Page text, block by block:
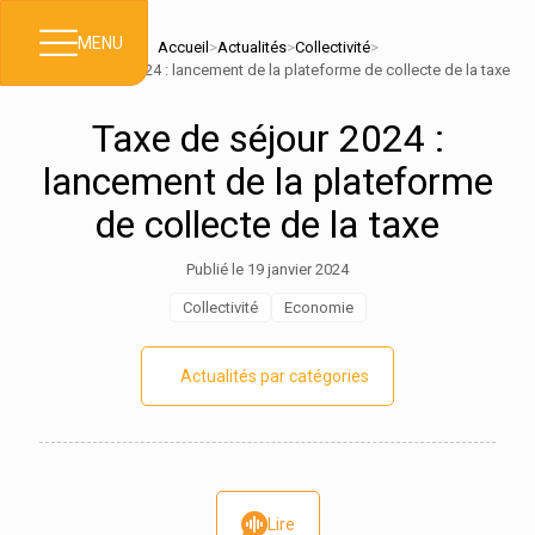
MENU Accueil >Actualités>Collectivité>
Taxe de séjour 2024 : lancement de la plateforme de collecte de la taxe
Taxe de séjour 2024 :
lancement de la plateforme
de collecte de la taxe
Publié le 19 janvier 2024
Collectivité Economie
Actualités par catégories
Lire